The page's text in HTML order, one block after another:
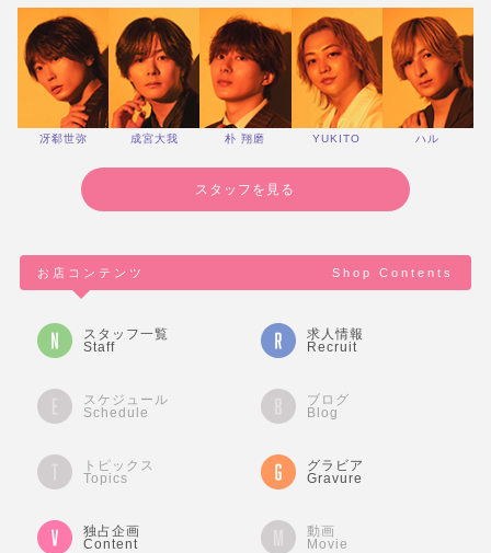
冴郗世弥 成宮大我 朴 翔磨 YUKITO ハル
スタッフを見る
Shop Contents
お店コンテンツ
スタッフ一覧
Staff
求人情報
Recruit
スケジュール
Schedule
ブログ
Blog
トピックス
Topics
グラビア
Gravure
独占企画
Content
動画
Movie